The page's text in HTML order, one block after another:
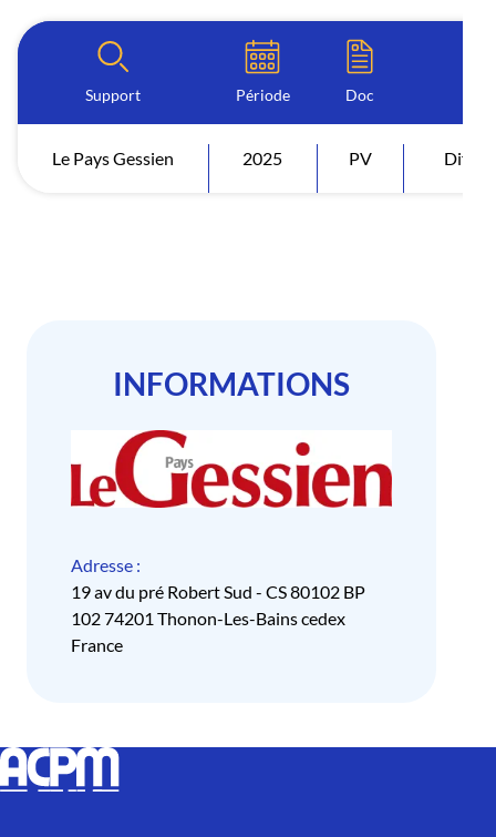
Support Période Doc
Le Pays Gessien 2025 PV
INFORMATIONS
Adresse :
19 av du pré Robert Sud - CS 80102 BP
102 74201 Thonon-Les-Bains cedex
France